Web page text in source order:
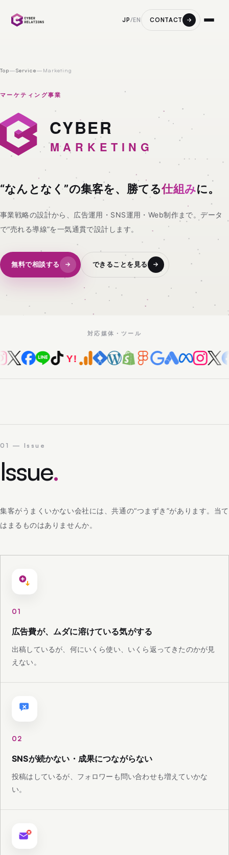
JP/EN CONTACT
Top—Service— Marketing
マーケティング事業
マーケティング事業
“なんとなく”の集客を、勝てる仕組みに。
事業戦略の設計から、広告運用・SNS運用・Web制作まで。データ
で“売れる導線”を一気通貫で設計します。
無料で相談する できることを見る
対応媒体・ツール
01 — Issue
Issue.
集客がうまくいかない会社には、共通の“つまずき”があります。当て
はまるものはありませんか。
01
広告費が、ムダに溶けている気がする
出稿しているが、何にいくら使い、いくら返ってきたのかが見
えない。
02
SNSが続かない・成果につながらない
投稿はしているが、フォロワーも問い合わせも増えていかな
い。